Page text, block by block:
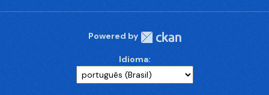
Powered by
Idioma